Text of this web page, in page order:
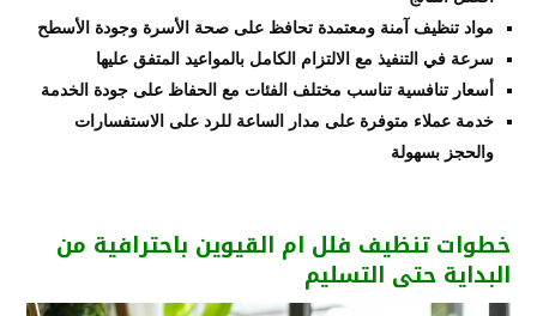
مواد تنظيف آمنة ومعتمدة تحافظ على صحة الأسرة وجودة الأسطح
سرعة في التنفيذ مع الالتزام الكامل بالمواعيد المتفق عليها
أسعار تنافسية تناسب مختلف الفئات مع الحفاظ على جودة الخدمة
خدمة عملاء متوفرة على مدار الساعة للرد على الاستفسارات
والحجز بسهولة
خطوات تنظيف فلل ام القيوين باحترافية من
البداية حتى التسليم